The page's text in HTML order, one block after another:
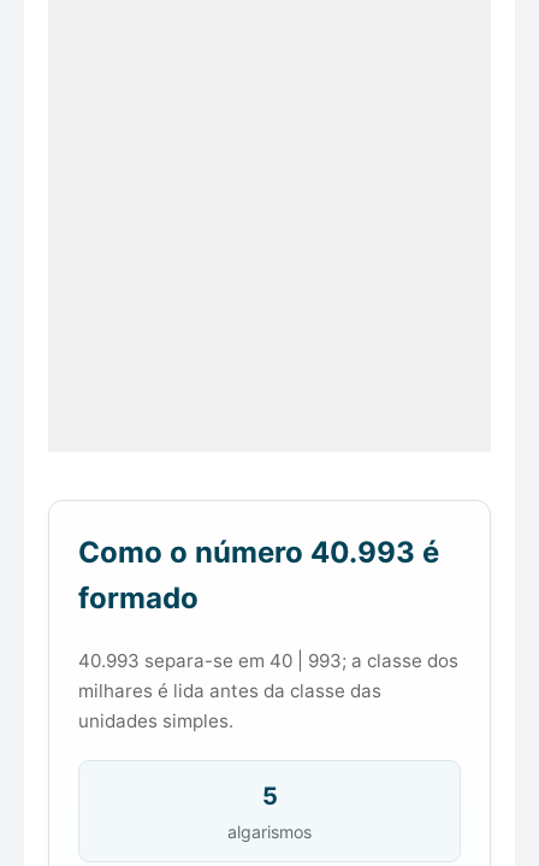
Como o número 40.993 é
formado
40.993 separa-se em 40 | 993; a classe dos
milhares é lida antes da classe das
unidades simples.
5
algarismos